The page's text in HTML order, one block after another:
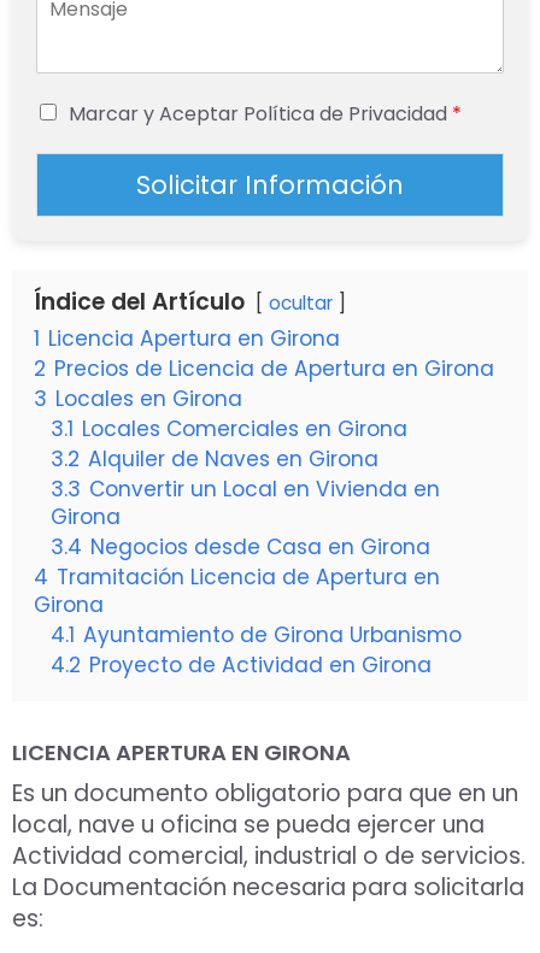
Marcar y Aceptar Política de Privacidad *
Solicitar Información
Índice del Artículo ocultar
1 Licencia Apertura en Girona
2 Precios de Licencia de Apertura en Girona
3 Locales en Girona
3.1 Locales Comerciales en Girona
3.2 Alquiler de Naves en Girona
3.3 Convertir un Local en Vivienda en
Girona
3.4 Negocios desde Casa en Girona
4 Tramitación Licencia de Apertura en
Girona
4.1 Ayuntamiento de Girona Urbanismo
4.2 Proyecto de Actividad en Girona
LICENCIA APERTURA EN GIRONA
Es un documento obligatorio para que en un
local, nave u oficina se pueda ejercer una
Actividad comercial, industrial o de servicios.
La Documentación necesaria para solicitarla
es: